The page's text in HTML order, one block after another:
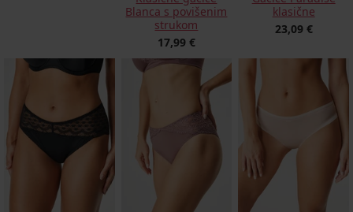
Blanca s povišenim
strukom
17,99 €
klasične
23,09 €